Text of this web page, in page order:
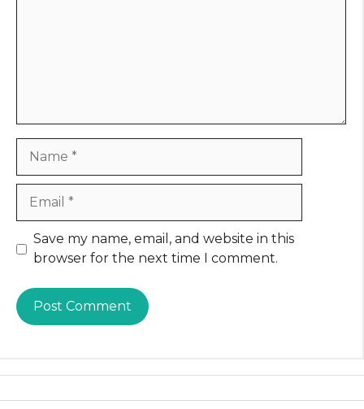
Website
Save my name, email, and website in this
browser for the next time I comment.